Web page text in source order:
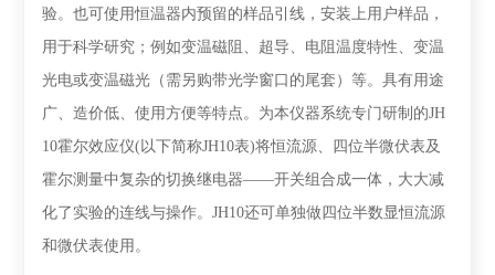
验。也可使用恒温器内预留的样品引线，安装上用户样品，
用于科学研究；例如变温磁阻、超导、电阻温度特性、变温
光电或变温磁光（需另购带光学窗口的尾套）等。具有用途
广、造价低、使用方便等特点。为本仪器系统专门研制的JH
10霍尔效应仪( 以下简称JH10表)将恒流源、四位半微伏表及
霍尔测量中复杂的切换继电器——开关组合成一体，大大减
化了实验的连线与操作。JH10还可单独做四位半数显恒流源
和微伏表使用。